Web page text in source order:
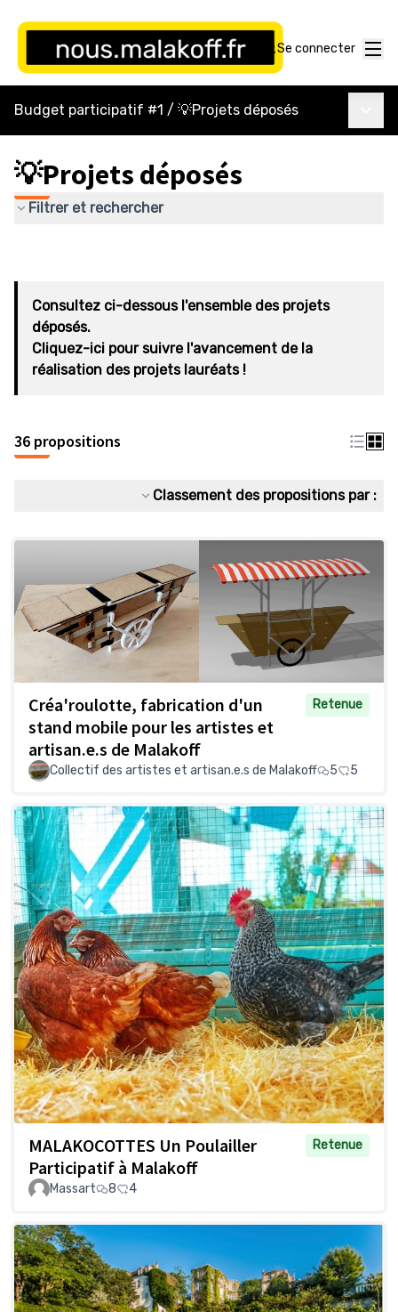
Se connecter
Budget participatif #1 / 💡Projets déposés
💡Projets déposés
Filtrer et rechercher
Consultez ci-dessous l'ensemble des projets
déposés.
Cliquez-ici pour suivre l'avancement de la
réalisation des projets lauréats !
36 propositions
Classement des propositions par :
Créa'roulotte, fabrication d'un
stand mobile pour les artistes et
artisan.e.s de Malakoff
Retenue
Collectif des artistes et artisan.e.s de Malakoff 5 5
MALAKOCOTTES Un Poulailler
Participatif à Malakoff
Retenue
Massart 8 4